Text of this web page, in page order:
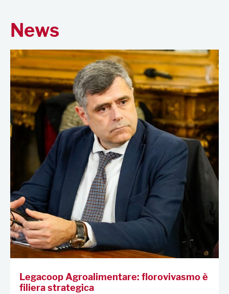
News
Legacoop Agroalimentare: florovivasmo è
filiera strategica